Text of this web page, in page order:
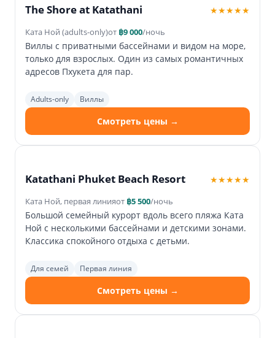
The Shore at Katathani ★★★★★
Ката Ной (adults-only)от ฿9 000/ночь
Виллы с приватными бассейнами и видом на море,
только для взрослых. Один из самых романтичных
адресов Пхукета для пар.
Adults-only Виллы
Смотреть цены →
Katathani Phuket Beach Resort ★★★★★
Ката Ной, первая линияот ฿5 500/ночь
Большой семейный курорт вдоль всего пляжа Ката
Ной с несколькими бассейнами и детскими зонами.
Классика спокойного отдыха с детьми.
Для семей Первая линия
Смотреть цены →